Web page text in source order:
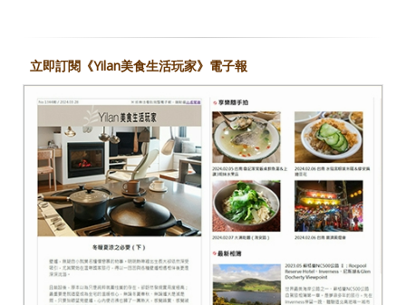
立即訂閱《Yilan美食生活玩家》電子報